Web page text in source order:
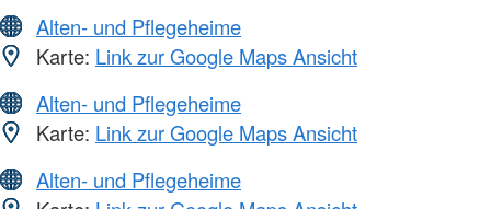
Alten- und Pflegeheime
Karte: Link zur Google Maps Ansicht
Alten- und Pflegeheime
Karte: Link zur Google Maps Ansicht
Alten- und Pflegeheime